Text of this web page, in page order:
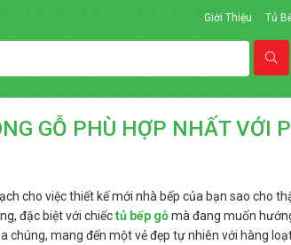
Giới Thiệu Tủ
GỖ PHÙ HỢP NHẤT VỚI
cho việc thiết kế mới nhà bếp của bạn sao cho
đặc biệt với chiếctủ bếp gỗmà đang muốn
chúng, mang đến một vẻ đẹp tự nhiên với hàng